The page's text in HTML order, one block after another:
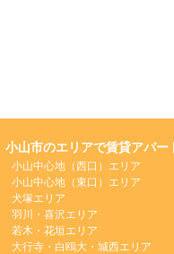
小山市のエリアで賃貸アパー
小山中心地（西口）エリア
小山中心地（東口）エリア
犬塚エリア
羽川・喜沢エリア
若木・花垣エリア
大行寺・白鴎大・城西エリア